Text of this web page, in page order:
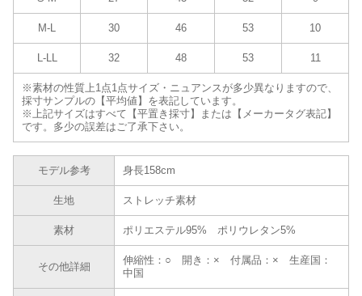
M-L 30 46 53 10
L-LL 32 48 53 11
※素材の性質上1点1点サイズ・ニュアンスが多少異なりますので、
採寸サンプルの【平均値】を表記しています。
※上記サイズはすべて【平置き採寸】または【メーカータグ表記】
です。多少の誤差はご了承下さい。
モデル参考 身長158cm
生地 ストレッチ素材
素材 ポリエステル95% ポリウレタン5%
その他詳細
伸縮性：○ 開き：× 付属品：× 生産国：
中国